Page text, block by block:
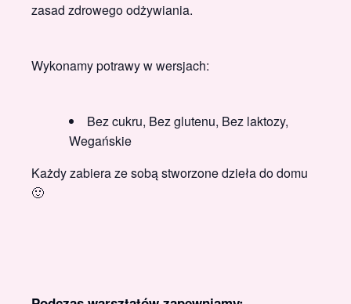
zasad zdrowego odżywiania.
Wykonamy potrawy w wersjach:
Bez cukru, Bez glutenu, Bez laktozy,
Wegańskie
Każdy zabiera ze sobą stworzone dzieła do domu
🙂